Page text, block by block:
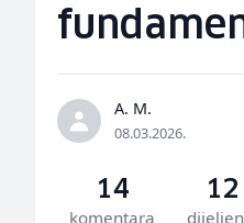
A. M.
08.03.2026.
14
komentara
12